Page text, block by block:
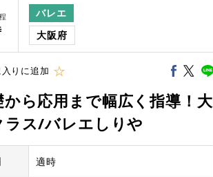
バレエ
大阪府
りに追加
から応用まで幅広く指導！大
ラス/バレエしりや
適時